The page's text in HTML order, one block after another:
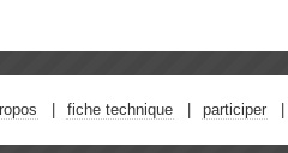
fiche technique participer